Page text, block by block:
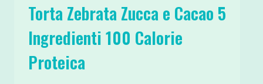
Torta Zebrata Zucca e Cacao 5
Ingredienti 100 Calorie
Proteica